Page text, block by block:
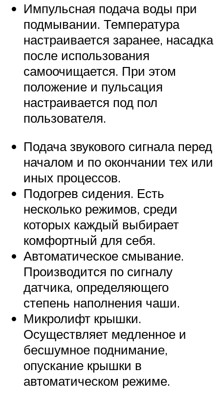
Импульсная подача воды при
подмывании. Температура
настраивается заранее, насадка
после использования
самоочищается. При этом
положение и пульсация
настраивается под пол
пользователя.
Подача звукового сигнала перед
началом и по окончании тех или
иных процессов.
Подогрев сидения. Есть
несколько режимов, среди
которых каждый выбирает
комфортный для себя.
Автоматическое смывание.
Производится по сигналу
датчика, определяющего
степень наполнения чаши.
Микролифт крышки.
Осуществляет медленное и
бесшумное поднимание,
опускание крышки в
автоматическом режиме.